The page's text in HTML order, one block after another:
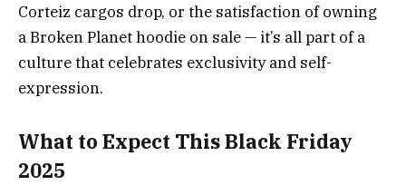
Corteiz cargos drop, or the satisfaction of owning
a Broken Planet hoodie on sale — it’s all part of a
culture that celebrates exclusivity and self-
expression.
What to Expect This Black Friday
2025